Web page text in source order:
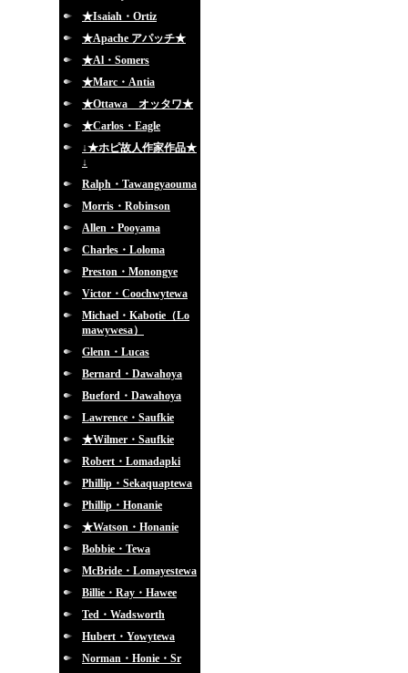
★Isaiah・Ortiz
★Apache アパッチ★
★Al・Somers
★Marc・Antia
★Ottawa オッタワ★
★Carlos・Eagle
↓★ホピ故人作家作品★
↓
Ralph・Tawangyaouma
Morris・Robinson
Allen・Pooyama
Charles・Loloma
Preston・Monongye
Victor・Coochwytewa
Michael・Kabotie（Lo
mawywesa）
Glenn・Lucas
Bernard・Dawahoya
Bueford・Dawahoya
Lawrence・Saufkie
★Wilmer・Saufkie
Robert・Lomadapki
Phillip・Sekaquaptewa
Phillip・Honanie
★Watson・Honanie
Bobbie・Tewa
McBride・Lomayestewa
Billie・Ray・Hawee
Ted・Wadsworth
Hubert・Yowytewa
Norman・Honie・Sr